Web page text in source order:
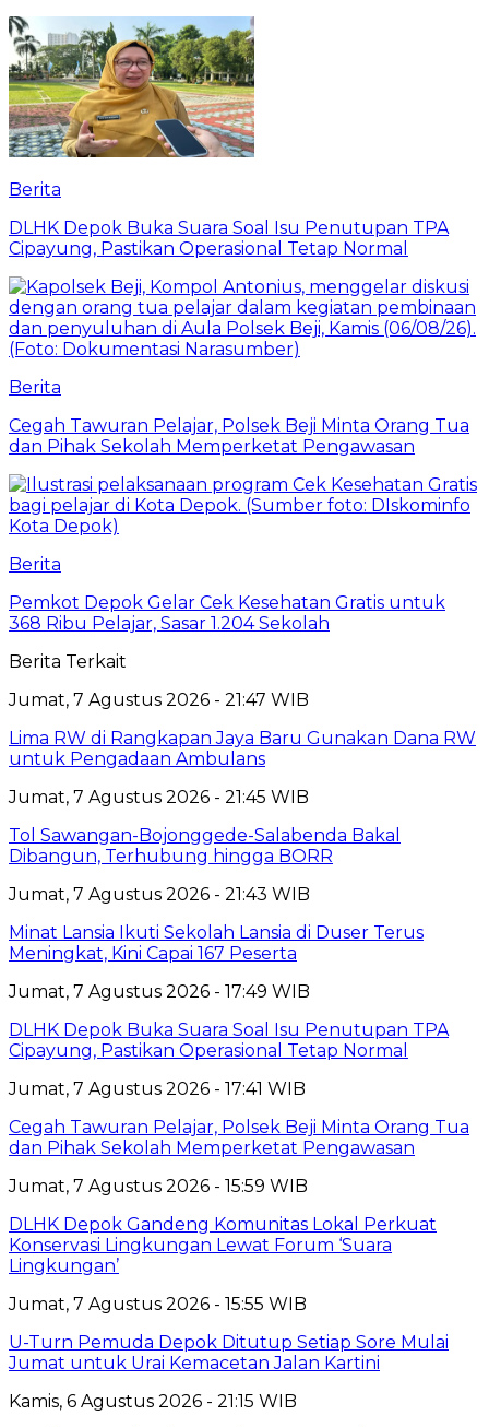
Berita
DLHK Depok Buka Suara Soal Isu Penutupan TPA
Cipayung, Pastikan Operasional Tetap Normal
Berita
Cegah Tawuran Pelajar, Polsek Beji Minta Orang Tua
dan Pihak Sekolah Memperketat Pengawasan
Berita
Pemkot Depok Gelar Cek Kesehatan Gratis untuk
368 Ribu Pelajar, Sasar 1.204 Sekolah
Berita Terkait
Jumat, 7 Agustus 2026 - 21:47 WIB
Lima RW di Rangkapan Jaya Baru Gunakan Dana RW
untuk Pengadaan Ambulans
Jumat, 7 Agustus 2026 - 21:45 WIB
Tol Sawangan-Bojonggede-Salabenda Bakal
Dibangun, Terhubung hingga BORR
Jumat, 7 Agustus 2026 - 21:43 WIB
Minat Lansia Ikuti Sekolah Lansia di Duser Terus
Meningkat, Kini Capai 167 Peserta
Jumat, 7 Agustus 2026 - 17:49 WIB
DLHK Depok Buka Suara Soal Isu Penutupan TPA
Cipayung, Pastikan Operasional Tetap Normal
Jumat, 7 Agustus 2026 - 17:41 WIB
Cegah Tawuran Pelajar, Polsek Beji Minta Orang Tua
dan Pihak Sekolah Memperketat Pengawasan
Jumat, 7 Agustus 2026 - 15:59 WIB
DLHK Depok Gandeng Komunitas Lokal Perkuat
Konservasi Lingkungan Lewat Forum ‘Suara
Lingkungan’
Jumat, 7 Agustus 2026 - 15:55 WIB
U-Turn Pemuda Depok Ditutup Setiap Sore Mulai
Jumat untuk Urai Kemacetan Jalan Kartini
Kamis, 6 Agustus 2026 - 21:15 WIB